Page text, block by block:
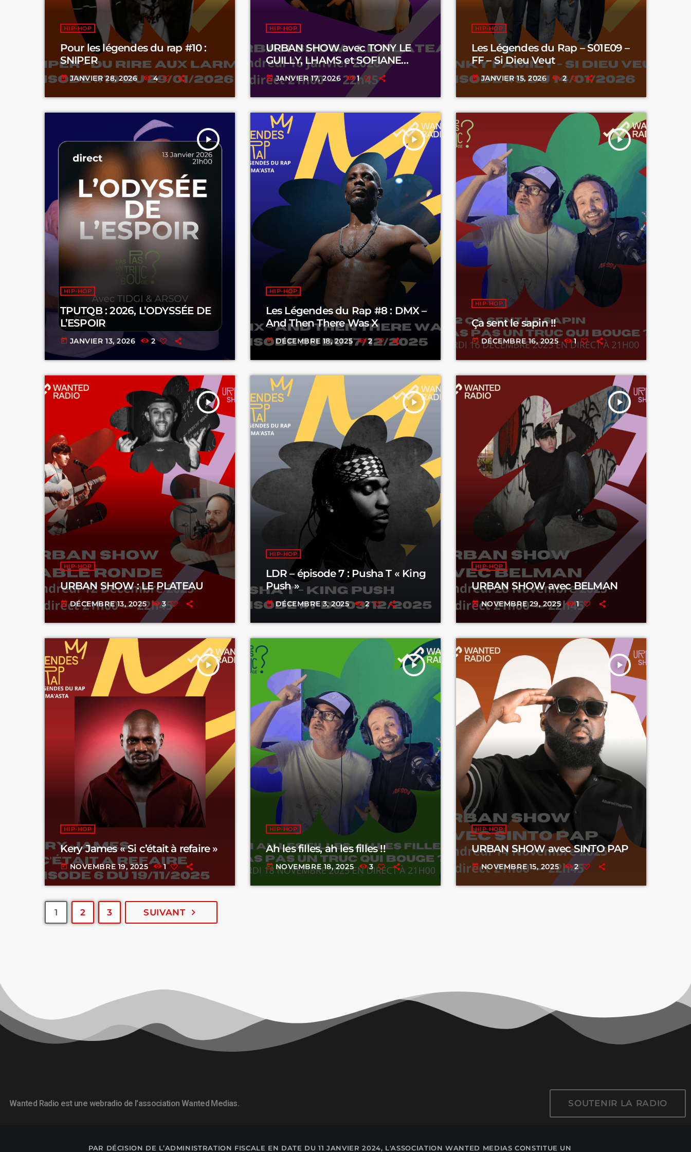
HIP-HOP
Pour les légendes du rap #10 :
SNIPER
today JANVIER 28, 2026 4
HIP-HOP
URBAN SHOW avec TONY LE
GUILLY, LHAMS et SOFIANE
DIALLO
today JANVIER 17, 2026 1
HIP-HOP
Les Légendes du Rap – S01E09 –
FF – Si Dieu Veut
today JANVIER 15, 2026 2
play_arrow
HIP-HOP
TPUTQB : 2026, L’ODYSSÉE DE
L’ESPOIR
today JANVIER 13, 2026 2
play_arrow
HIP-HOP
Les Légendes du Rap #8 : DMX –
And Then There Was X
today DÉCEMBRE 18, 2025 2
play_arrow
HIP-HOP
Ça sent le sapin !!
today DÉCEMBRE 16, 2025 1
play_arrow
HIP-HOP
URBAN SHOW : LE PLATEAU
today DÉCEMBRE 13, 2025 3
play_arrow
HIP-HOP
LDR – épisode 7 : Pusha T « King
Push »
today DÉCEMBRE 3, 2025 2
play_arrow
HIP-HOP
URBAN SHOW avec BELMAN
today NOVEMBRE 29, 2025 1
play_arrow
HIP-HOP
Kery James « Si c’était à refaire »
today NOVEMBRE 19, 2025 1
play_arrow
HIP-HOP
Ah les filles, ah les filles !!
today NOVEMBRE 18, 2025 3
play_arrow
HIP-HOP
URBAN SHOW avec SINTO PAP
today NOVEMBRE 15, 2025 2
1 2 3 SUIVANT navigate_next
Wanted Radio est une webradio de l'association Wanted Medias. SOUTENIR LA RADIO
PAR DÉCISION DE L’ADMINISTRATION FISCALE EN DATE DU 11 JANVIER 2024, L'ASSOCIATION WANTED MEDIAS CONSTITUE UN